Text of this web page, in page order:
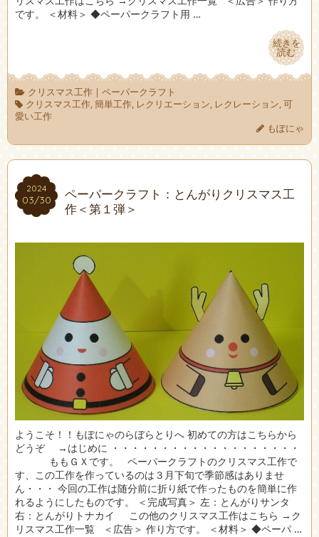
です。 ＜材料＞ ◆ペーパークラフト用 …
続きを
読む
続きを
読む
クリスマス工作| ペーパークラフト
クリスマス工作,簡単工作, レクリエーション, レクレーション,可
愛い工作
もぽにゃ
2024
03/30
2024
03/30
ペーパークラフト：とんがりクリスマス工
作＜第１弾＞
ようこそ！！もぽにゃのらぼらとりへ 初めての方はこちらから
どうぞ →はじめに ・・・・・・・・・・・・・・・・・・・
ももＧＸです。 ペーパークラフトのクリスマス工作で
す、この工作を作っているのは３月下旬で季節感はありませ
ん・・・ 今回の工作は随分前に折り紙で作ったものを簡単に作
れるようにしたものです。 ＜完成写真＞ 左：とんがりサンタ
右：とんがりトナカイ この他のクリスマス工作はこちら →ク
リスマス工作一覧 ＜広告＞ 作り方です。 ＜材料＞ ◆ペーパ …